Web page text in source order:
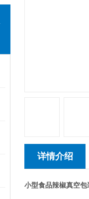
详情介绍
小型食品辣椒真空包